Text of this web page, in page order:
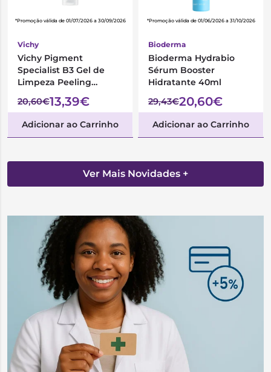
*Promoção válida de 01/07/2026 a 30/09/2026
Vichy
Vichy Pigment
Specialist B3 Gel de
Limpeza Peeling
Antimanchas 125ml
20,60€13,39€
Adicionar ao Carrinho
*Promoção válida de 01/06/2026 a 31/10/2026
Bioderma
Bioderma Hydrabio
Sérum Booster
Hidratante 40ml
29,43€20,60€
Adicionar ao Carrinho
Ver Mais Novidades +